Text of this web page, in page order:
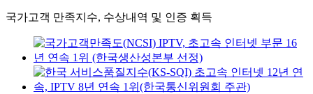
국가고객 만족지수, 수상내역 및 인증 획득